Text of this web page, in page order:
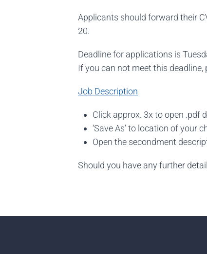
Applicants should forward their
20.
Deadline for applications is
If you can not meet this
Job Description
Click approx. 3x to open .pdf
‘Save As’ to location of your
Open the secondment
Should you have any further